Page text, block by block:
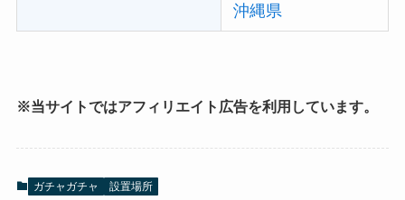
沖縄県
※当サイトではアフィリエイト広告を利用しています。
ガチャガチャ 設置場所